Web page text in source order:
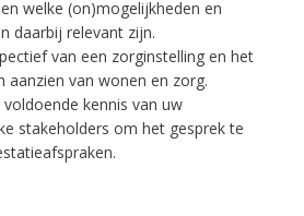
welke (on)mogelijkheden en
daarbij relevant zijn.
van een zorginstelling en het
aanzien van wonen en zorg.
kennis van uw
stakeholders om het gesprek te